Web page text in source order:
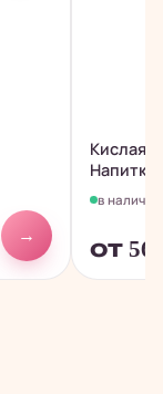
→
Кислая
Напитки
в наличии
от